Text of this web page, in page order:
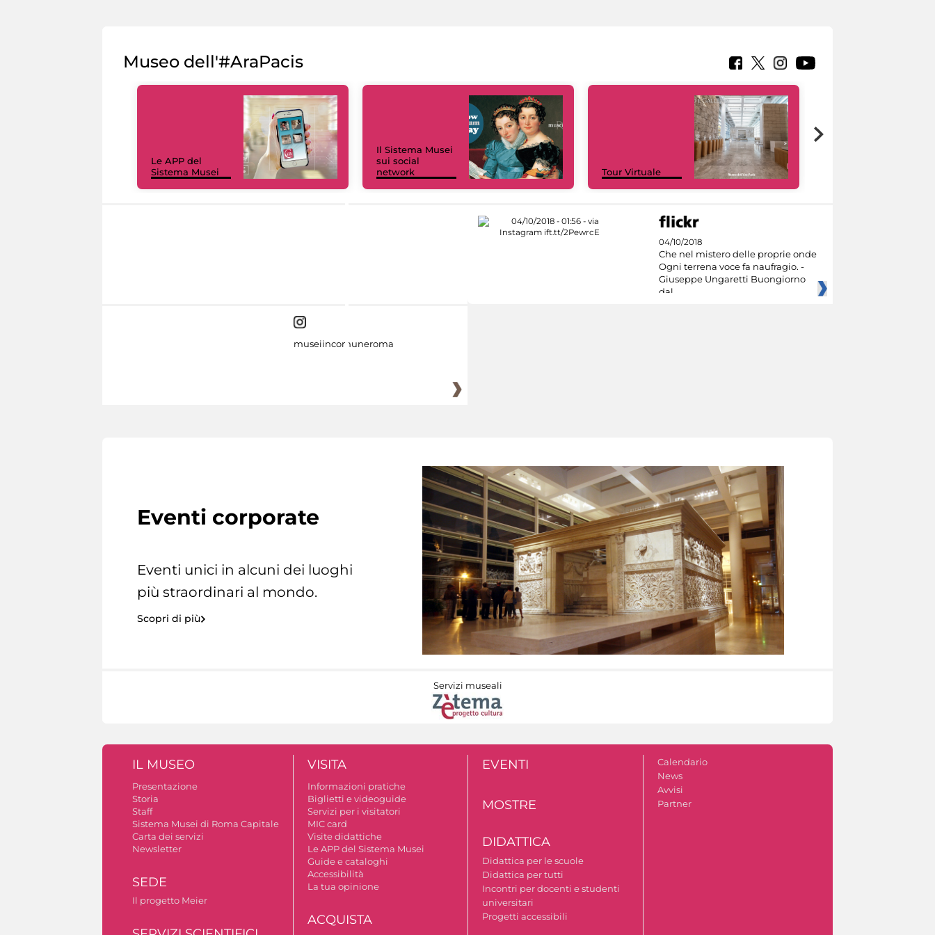
Museo dell'#AraPacis
Le APP del
Sistema Musei
Il Sistema Musei
sui social
network
Tour Virtuale
04/10/2018
Che nel mistero delle proprie onde
Ogni terrena voce fa naufragio. -
Giuseppe Ungaretti Buongiorno
dal
museiincomuneroma
Eventi corporate
Eventi unici in alcuni dei luoghi
più straordinari al mondo.
Scopri di più
Servizi museali
IL MUSEO
Presentazione
Storia
Staff
Sistema Musei di Roma Capitale
Carta dei servizi
Newsletter
SEDE
Il progetto Meier
VISITA
Informazioni pratiche
Biglietti e videoguide
Servizi per i visitatori
MIC card
Visite didattiche
Le APP del Sistema Musei
Guide e cataloghi
Accessibilità
La tua opinione
ACQUISTA
EVENTI
MOSTRE
DIDATTICA
Didattica per le scuole
Didattica per tutti
Incontri per docenti e studenti
universitari
Progetti accessibili
Calendario
News
Avvisi
Partner